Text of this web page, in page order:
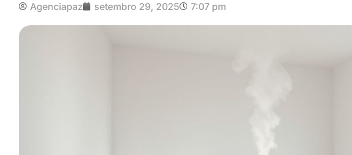
Agenciapaz setembro 29, 2025 7:07 pm